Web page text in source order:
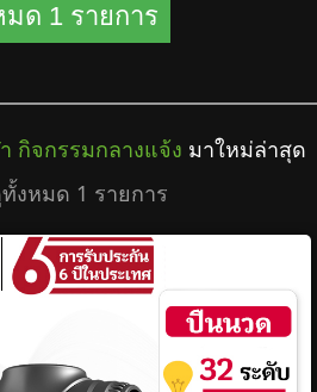
ด 1 รายการ
กิจกรรมกลางแจ้ง มาใหม่ล่าสุด
งหมด 1 รายการ